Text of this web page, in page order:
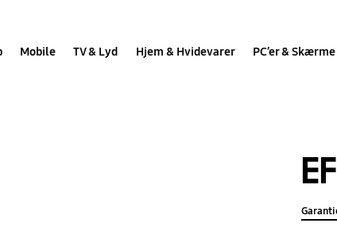
Mobile TV & Lyd Hjem & Hvidevarer PC’er & Skærme